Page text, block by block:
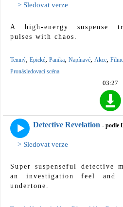
> Sledovat verze
A high-energy suspense
pulses with chaos.
Temný, Epické, Panika, Napínavé, Akce,
Pronásledovací scéna
03:27
Detective Revelation - podle
> Sledovat verze
Super suspenseful detective
an investigation feel and
undertone.